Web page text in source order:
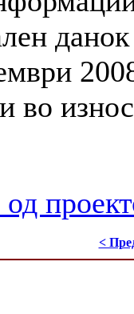
во
<